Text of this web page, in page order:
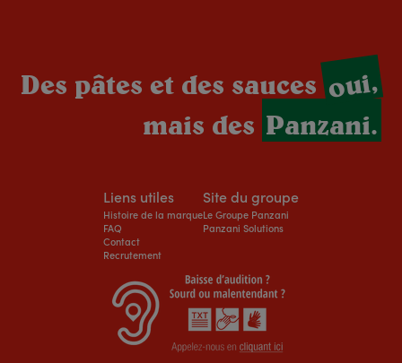
Des pâtes et des saucesoui,
mais des Panzani.
Liens utiles
Histoire de la marque
FAQ
Contact
Recrutement
Site du groupe
Le Groupe Panzani
Panzani Solutions